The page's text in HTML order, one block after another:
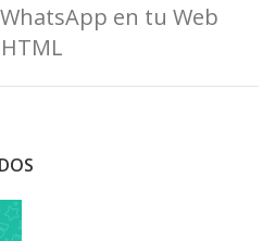
en tu Web
HTML